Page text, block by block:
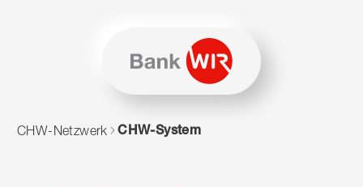
Zum Navigieren dieser Seite wird JavaScript benötigt.
CHW-Netzwerk CHW-System